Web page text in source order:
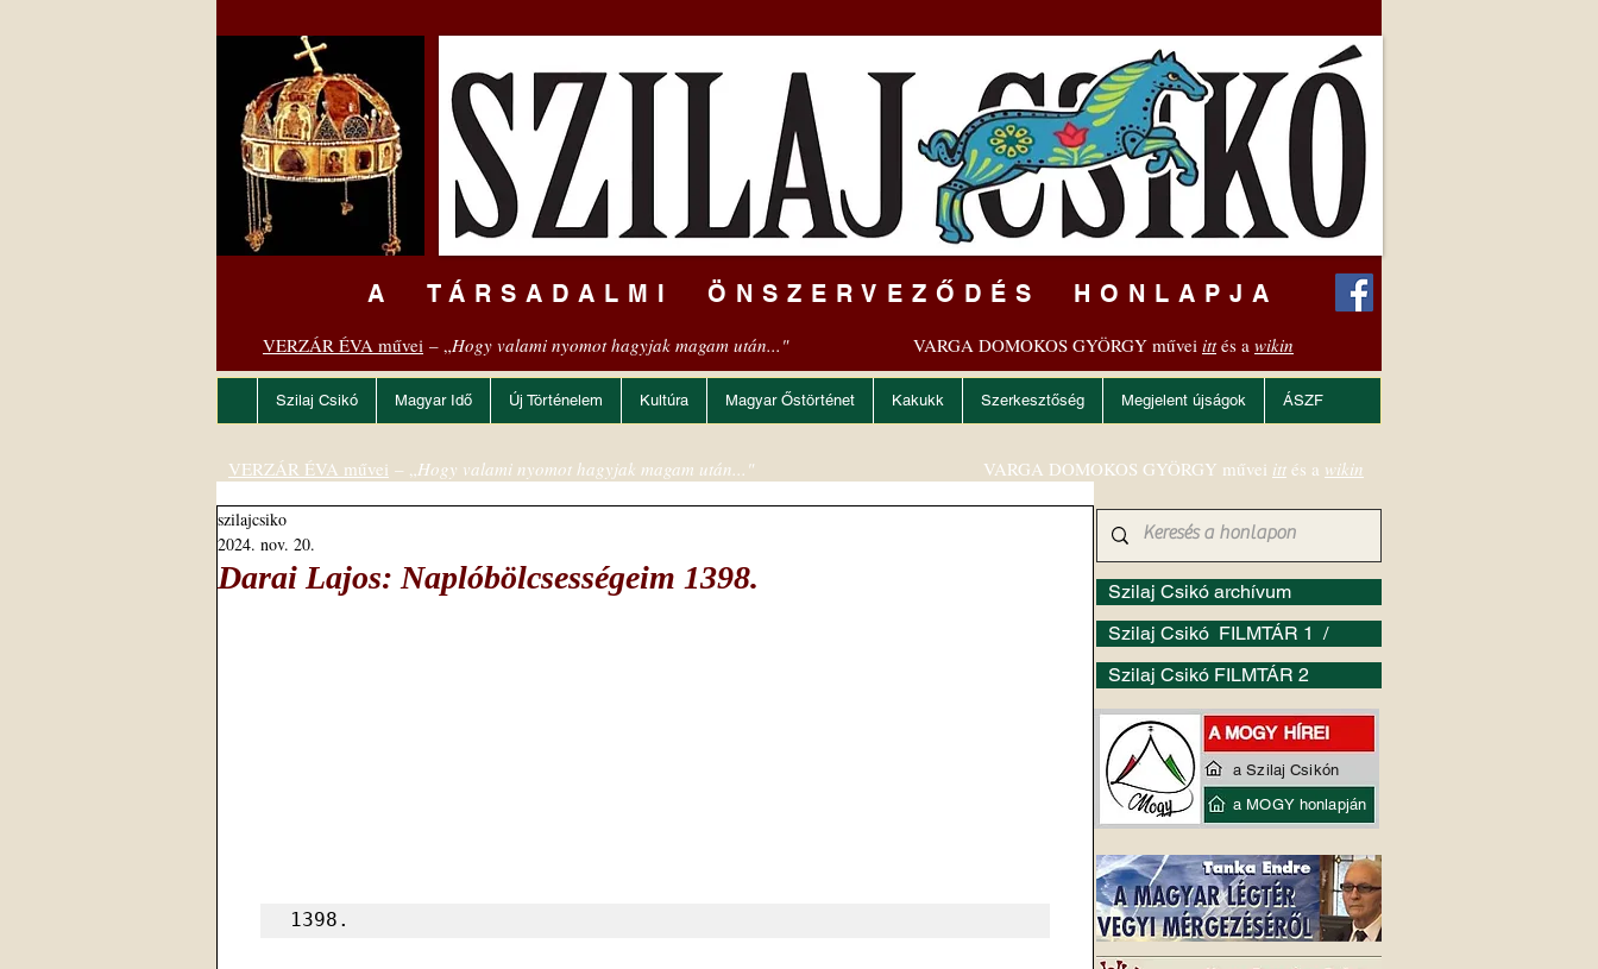
A TÁRSADALMI ÖNSZERVEZŐDÉS HONLAPJA
VERZÁR ÉVA művei – „Hogy valami nyomot hagyjak magam után..." VARGA DOMOKOS GYÖRGY művei ittés a wikin
Szilaj Csikó Magyar Idő Új Történelem Kultúra Magyar Őstörténet Kakukk Szerkesztőség Megjelent újságok ÁSZF
Darai Lajos: Naplóbölcsességeim 1398.
szilajcsiko
2024. nov. 20.
1398.
Szilaj Csikó archívum
Szilaj Csikó FILMTÁR 1 /
Szilaj Csikó FILMTÁR 2
VERZÁR ÉVA művei – „Hogy valami nyomot hagyjak magam után..." VARGA DOMOKOS GYÖRGY művei itt és a wikin
a Szilaj Csikón
a MOGY honlapján